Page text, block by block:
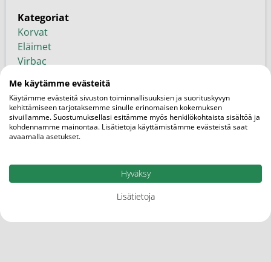
Kategoriat
Korvat
Eläimet
Virbac
Lisää tuotemerkiltä
Me käytämme evästeitä
Käytämme evästeitä sivuston toiminnallisuuksien ja suorituskyvyn
kehittämiseen tarjotaksemme sinulle erinomaisen kokemuksen
sivuillamme. Suostumuksellasi esitämme myös henkilökohtaista sisältöä ja
kohdennamme mainontaa. Lisätietoja käyttämistämme evästeistä saat
avaamalla asetukset.
Hyväksy
Lisätietoja